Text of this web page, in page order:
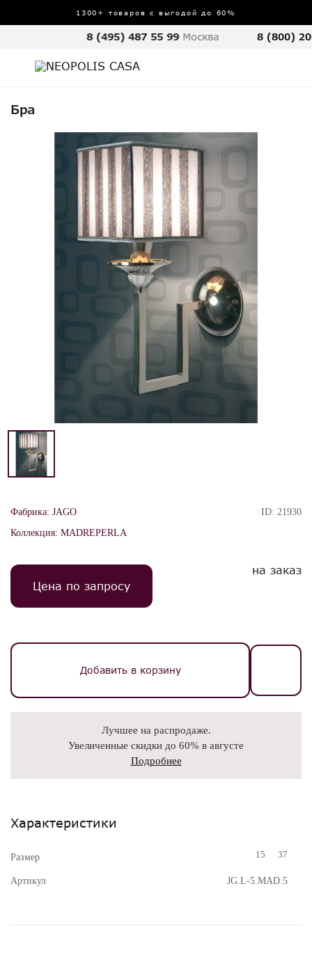
1300+ товаров с выгодой до 60%
8 (495) 487 55 99 Москва 8 (800)
Бра
Фабрика: JAGO
Коллекция: MADREPERLA
ID: 21930
Цена по запросу
на заказ
Добавить в корзину
Лучшее на распродаже.
Увеличенные скидки до 60% в августе
Подробнее
Характеристики
Размер 15 37
Артикул JG.L-5.MAD.5